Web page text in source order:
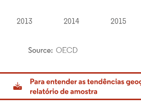
Intelligence. O reuso requer atribuição conforme